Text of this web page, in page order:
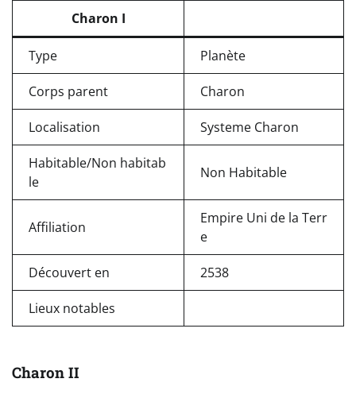
Charon I
Type Planète
Corps parent Charon
Localisation Systeme Charon
Habitable/Non habitab
le
Non Habitable
Affiliation
Empire Uni de la Terr
e
Découvert en 2538
Lieux notables
Charon II